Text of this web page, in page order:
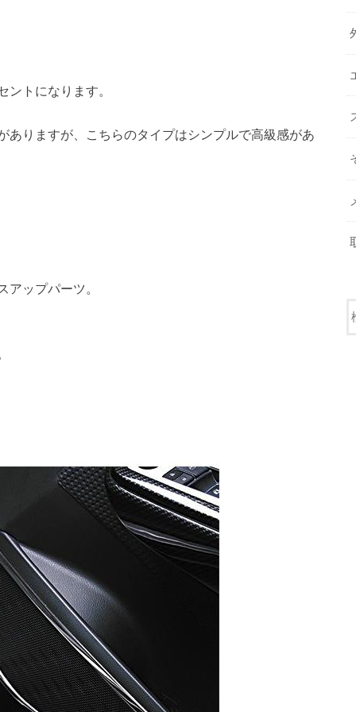
トになります。
ありますが、こちらのタイプはシンプルで高級感があ
ップパーツ。